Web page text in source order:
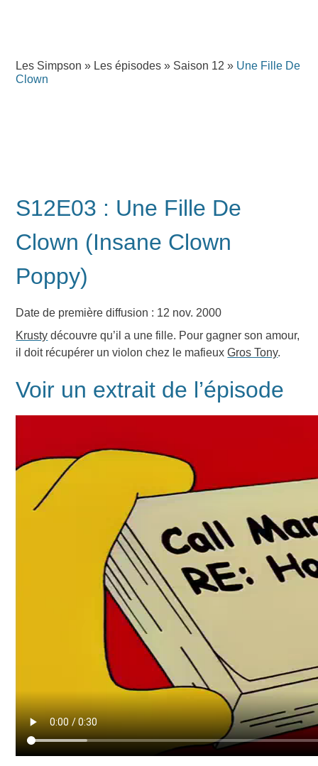
Les Simpson » Les épisodes » Saison 12 » Une Fille De
Clown
S12E03 : Une Fille De
Clown (Insane Clown
Poppy)
Date de première diffusion : 12 nov. 2000
Krusty découvre qu’il a une fille. Pour gagner son amour,
il doit récupérer un violon chez le mafieuxGros Tony.
Voir un extrait de l’épisode